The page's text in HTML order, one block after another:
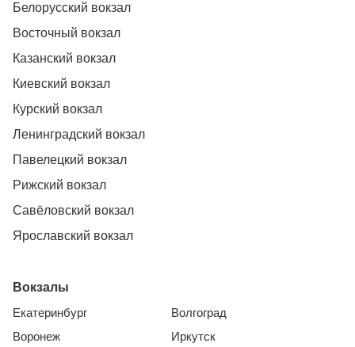
Белорусский вокзал
Восточный вокзал
Казанский вокзал
Киевский вокзал
Курский вокзал
Ленинградский вокзал
Павелецкий вокзал
Рижский вокзал
Савёловский вокзал
Ярославский вокзал
Вокзалы
Екатеринбург
Воронеж
Волгоград
Иркутск